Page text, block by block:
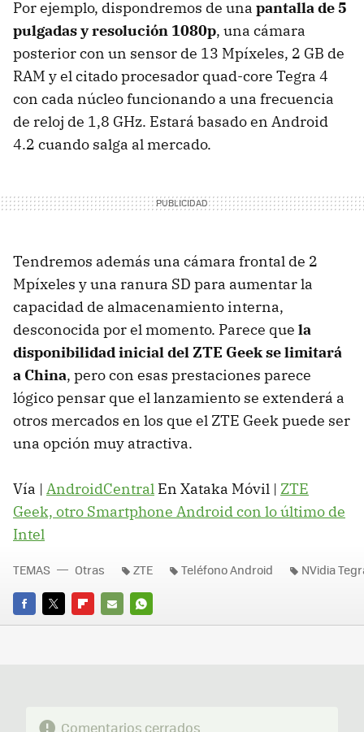
Por ejemplo, dispondremos de una pantalla de 5
pulgadas y resolución 1080p, una cámara
posterior con un sensor de 13 Mpíxeles, 2 GB de
RAM y el citado procesador quad-core Tegra 4
con cada núcleo funcionando a una frecuencia
de reloj de 1,8 GHz. Estará basado en Android
4.2 cuando salga al mercado.
Tendremos además una cámara frontal de 2
Mpíxeles y una ranura SD para aumentar la
capacidad de almacenamiento interna,
desconocida por el momento. Parece que la
disponibilidad inicial del ZTE Geek se limitará
a China, pero con esas prestaciones parece
lógico pensar que el lanzamiento se extenderá a
otros mercados en los que el ZTE Geek puede ser
una opción muy atractiva.
Vía | AndroidCentral En Xataka Móvil | ZTE
Geek, otro Smartphone Android con lo último de
Intel
FACEBOOK
TWITTERFLIPBOARD
E-
WHATSAPP
TEMAS Otras ZTE Teléfono Android NVidia
Comentarios cerrados